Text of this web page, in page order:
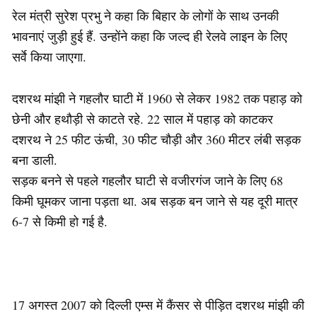
रेल मंत्री सुरेश प्रभु ने कहा कि बिहार के लोगों के साथ उनकी
भावनाएं जुड़ी हुई हैं. उन्होंने कहा कि जल्द ही रेलवे लाइन के लिए
सर्वे किया जाएगा.
दशरथ मांझी ने गहलौर घाटी में 1960 से लेकर 1982 तक पहाड़ को
छेनी और हथौड़ी से काटते रहे. 22 साल में पहाड़ को काटकर
दशरथ ने 25 फीट ऊंची, 30 फीट चौड़ी और 360 मीटर लंबी सड़क
बना डाली.
सड़क बनने से पहले गहलौर घाटी से वजीरगंज जाने के लिए 68
किमी घूमकर जाना पड़ता था. अब सड़क बन जाने से यह दूरी मात्र
6-7 से किमी हो गई है.
17 अगस्त 2007 को दिल्ली एम्स में कैंसर से पीड़ित दशरथ मांझी की